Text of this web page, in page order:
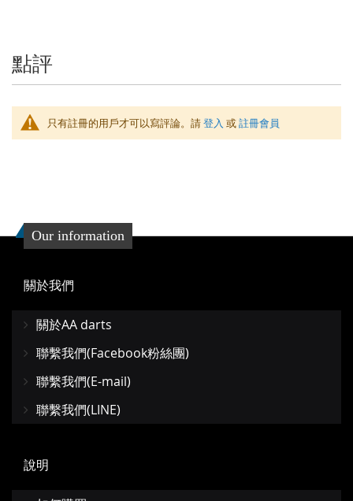
點評
只有註冊的用戶才可以寫評論。請登入 或註冊會員
Our information
關於我們
關於AA darts
聯繫我們(Facebook粉絲團)
聯繫我們(E-mail)
聯繫我們(LINE)
說明